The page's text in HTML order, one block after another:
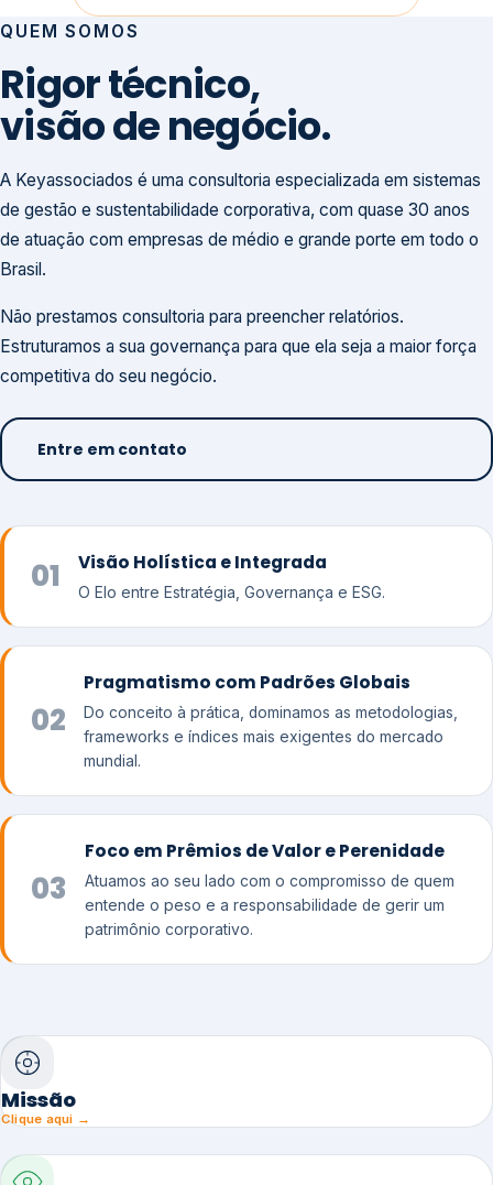
QUEM SOMOS
Rigor técnico,
visão de negócio.
A Keyassociados é uma consultoria especializada em sistemas
de gestão e sustentabilidade corporativa, com quase 30 anos
de atuação com empresas de médio e grande porte em todo o
Brasil.
Não prestamos consultoria para preencher relatórios.
Estruturamos a sua governança para que ela seja a maior força
competitiva do seu negócio.
Entre em contato
01 Visão Holística e Integrada
O Elo entre Estratégia, Governança e ESG.
02
Pragmatismo com Padrões Globais
Do conceito à prática, dominamos as metodologias,
frameworks e índices mais exigentes do mercado
mundial.
03
Foco em Prêmios de Valor e Perenidade
Atuamos ao seu lado com o compromisso de quem
entende o peso e a responsabilidade de gerir um
patrimônio corporativo.
Missão
Clique aqui →